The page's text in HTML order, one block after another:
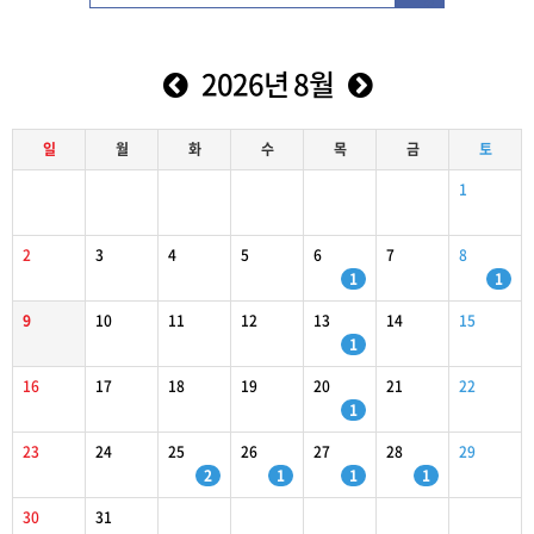
2026년 8월
일 월 화 수 목 금
토
1
2 3 4 5
6
1
7
8
1
9
10 11 12
13
1
14 15
16 17 18 19
20
1
21 22
23 24
25
2
26
1
27
1
28
1
29
30 31